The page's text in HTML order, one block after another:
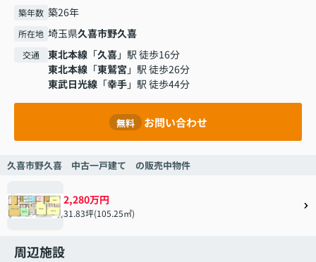
築年数 築26年
所在地 埼玉県久喜市野久喜
交通 東北本線 「久喜」駅 徒歩16分
東北本線 「東鷲宮 」駅 徒歩26分
東武日光線 「幸手」駅 徒歩44分
無料 お問い合わせ
久喜市野久喜 中古一戸建て の販売中物件
2,280万円
31.83坪(105.25㎡)
周辺施設